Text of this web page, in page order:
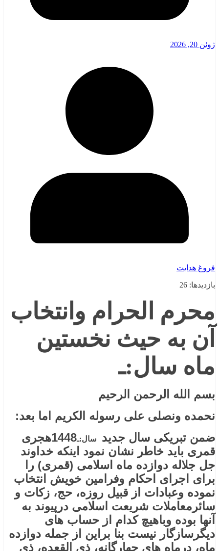
ژوئن 20, 2026
فروغ هدایت
بازدیدها: 26
محرم الحرام وانتخاب
آن به حیث نخستین
ماه سال:ـ
بسم الله الرحمن الرحیم
نحمده ونصلی علی رسوله الکریم اما بعد:
ضمن تبریکی سال جدید
سال:ـ
1448هجری
قمری باید خاطر نشان نمود اینکه خداوند
جل ‌جلاله دوازده ماه اسلامی (قمری) را
برای اجرای احکام وفرامین خویش انتخاب
نموده وعبادات از قبیل روزه، حج، زکات و
سائرمعاملات شریعت اسلامی درپیوند به
آنها بوده وباهیچ کدام از حساب های
دیگرسازگار نیست بنا براین از جمله دوازده
ماه، درماه های چهارگانه، ذی القعده، ذی